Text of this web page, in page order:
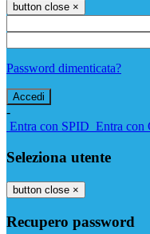
button close ×
Password dimenticata?
-
Entra con SPID Entra con
Seleziona utente
button close ×
Recupero password